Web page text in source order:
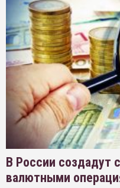
В России создадут
валютными